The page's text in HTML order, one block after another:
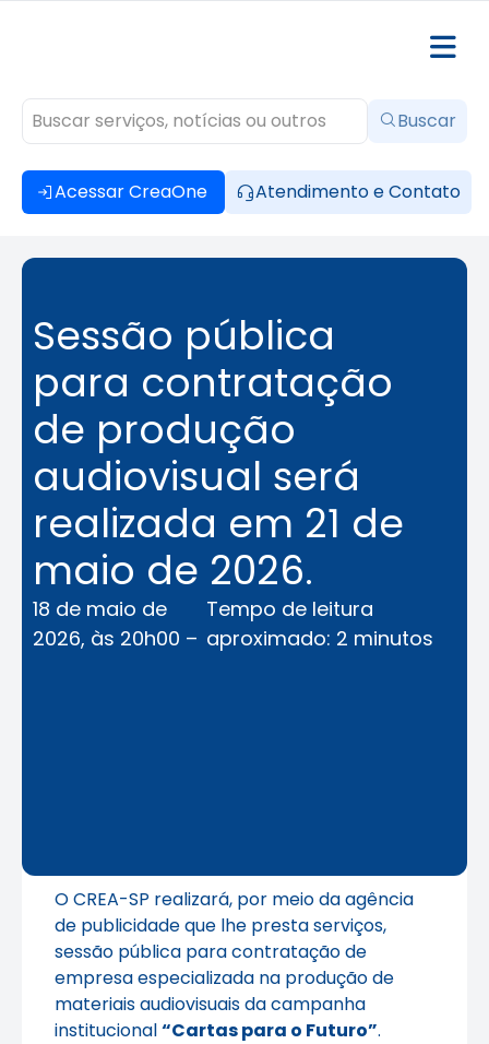
Acessar CreaOne Atendimento e Contato
Buscar
Sessão pública
para contratação
de produção
audiovisual será
realizada em 21 de
maio de 2026.
18 de maio de
2026, às 20h00 –
Tempo de leitura
aproximado: 2 minutos
O CREA-SP realizará, por meio da agência
de publicidade que lhe presta serviços,
sessão pública para contratação de
empresa especializada na produção de
materiais audiovisuais da campanha
institucional“Cartas para o Futuro”.